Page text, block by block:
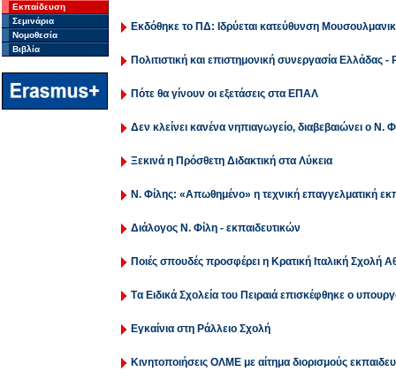
Εκπαίδευση
Σεμινάρια
Νομοθεσία
Βιβλία
Εκδόθηκε το ΠΔ: Ιδρύεται κατεύθυνση
Πολιτιστική και επιστημονική συνεργασία Ελλάδας -
Πότε θα γίνουν οι εξετάσεις στα ΕΠΑΛ
Δεν κλείνει κανένα νηπιαγωγείο, διαβεβαιώνει ο Ν.
Ξεκινά η Πρόσθετη Διδακτική στα Λύκεια
Ν. Φίλης: «Απωθημένο» η τεχνική επαγγελματική
Διάλογος Ν. Φίλη - εκπαιδευτικών
Ποιές σπουδές προσφέρει η Κρατική Ιταλική Σχολή
Tα Ειδικά Σχολεία του Πειραιά επισκέφθηκε ο
Εγκαίνια στη Ράλλειο Σχολή
Κινητοποιήσεις ΟΛΜΕ με αίτημα διορισμούς